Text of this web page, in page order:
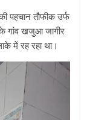
पहचान तौफीक उर्फ
गांव खजुआ जागीर
में रह रहा था।